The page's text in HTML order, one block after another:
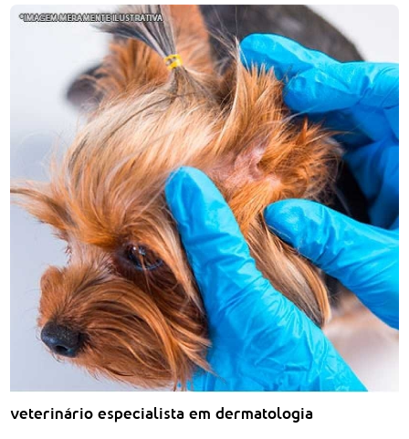
veterinário especialista em dermatologia